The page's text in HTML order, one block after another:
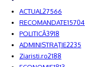
ACTUAL 27566
RECOMANDATE15704
POLITICĂ3918
ADMINISTRAŢIE2235
Ziaristi.ro2188